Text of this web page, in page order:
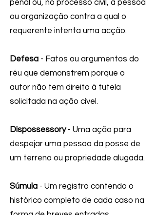
penal ou, no processo civil, a pessoa
ou organização contra a qual o
requerente intenta uma acção.
Defesa - Fatos ou argumentos do
réu que demonstrem porque o
autor não tem direito à tutela
solicitada na ação cível.
Dispossessory- Uma ação para
despejar uma pessoa da posse de
um terreno ou propriedade alugada.
Súmula - Um registro contendo o
histórico completo de cada caso na